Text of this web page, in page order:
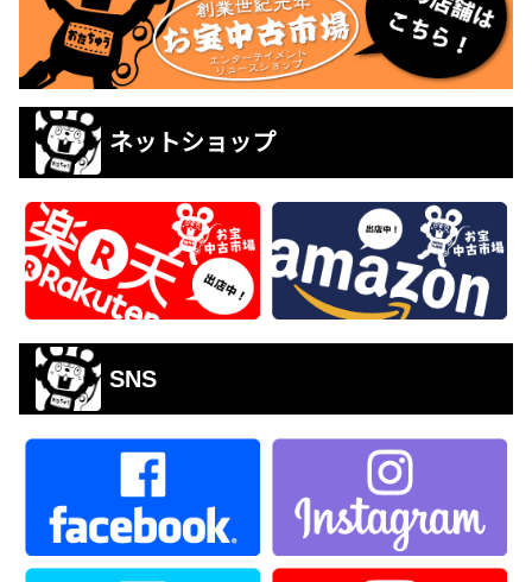
ネットショップ
SNS